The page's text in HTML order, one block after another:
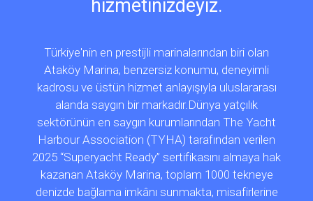
hizmetinizdeyiz.
Türkiye'nin en prestijli marinalarından biri olan
Ataköy Marina, benzersiz konumu, deneyimli
kadrosu ve üstün hizmet anlayışıyla uluslararası
alanda saygın bir markadır.Dünya yatçılık
sektörünün en saygın kurumlarından The Yacht
Harbour Association (TYHA) tarafından verilen
2025 “Superyacht Ready” sertifikasını almaya hak
kazanan Ataköy Marina, toplam 1000 tekneye
denizde bağlama imkânı sunmakta, misafirlerine